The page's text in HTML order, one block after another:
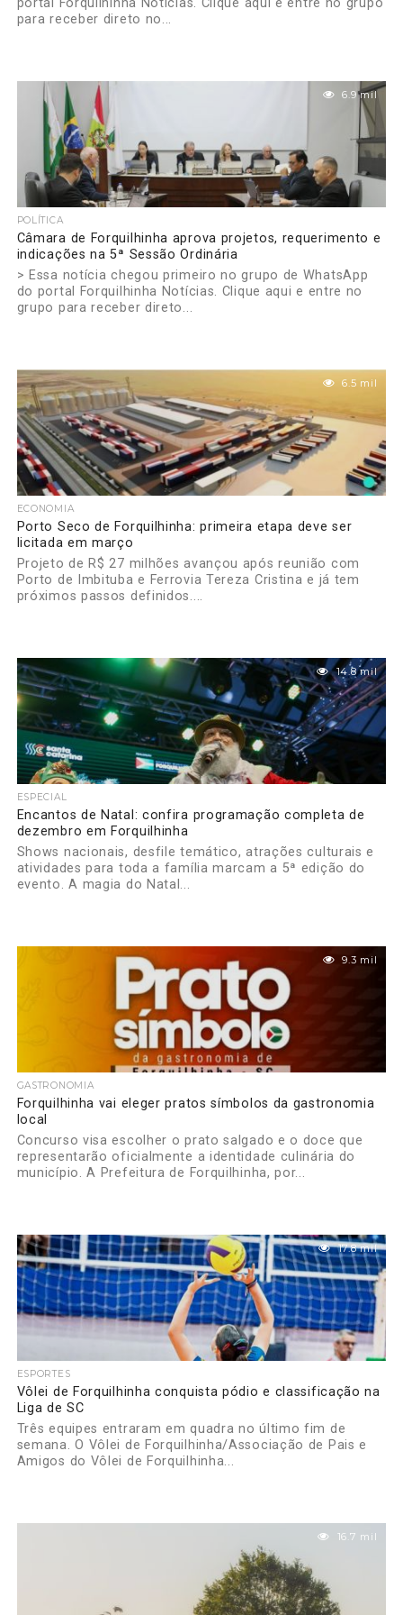
para receber direto no...
6.9 mil
POLÍTICA
Câmara de Forquilhinha aprova projetos, requerimento e
indicações na 5ª Sessão Ordinária
> Essa notícia chegou primeiro no grupo de WhatsApp
do portal Forquilhinha Notícias. Clique aqui e entre no
grupo para receber direto...
6.5 mil
ECONOMIA
Porto Seco de Forquilhinha: primeira etapa deve ser
licitada em março
Projeto de R$ 27 milhões avançou após reunião com
Porto de Imbituba e Ferrovia Tereza Cristina e já tem
próximos passos definidos....
14.8 mil
ESPECIAL
Encantos de Natal: confira programação completa de
dezembro em Forquilhinha
Shows nacionais, desfile temático, atrações culturais e
atividades para toda a família marcam a 5ª edição do
evento. A magia do Natal...
9.3 mil
GASTRONOMIA
Forquilhinha vai eleger pratos símbolos da gastronomia
local
Concurso visa escolher o prato salgado e o doce que
representarão oficialmente a identidade culinária do
município. A Prefeitura de Forquilhinha, por...
17.8 mil
ESPORTES
Vôlei de Forquilhinha conquista pódio e classificação na
Liga de SC
Três equipes entraram em quadra no último fim de
semana. O Vôlei de Forquilhinha/Associação de Pais e
Amigos do Vôlei de Forquilhinha...
16.7 mil